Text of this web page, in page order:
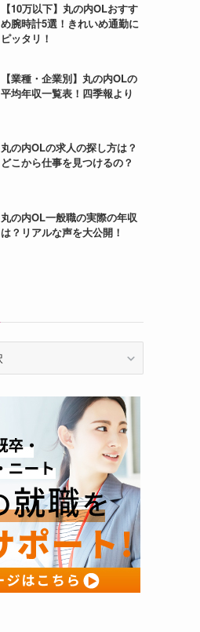
【10万以下】丸の内OLおすす
め腕時計5選！きれいめ通勤に
ピッタリ！
【業種・企業別】丸の内OLの
平均年収一覧表！四季報より
丸の内OLの求人の探し方は？
どこから仕事を見つけるの？
丸の内OL一般職の実際の年収
は？リアルな声を大公開！